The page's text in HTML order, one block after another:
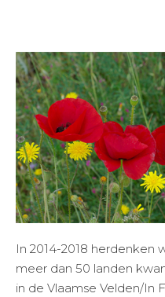
In 2014-2018 herdenken
meer dan 50 landen
in de Vlaamse Velden/In